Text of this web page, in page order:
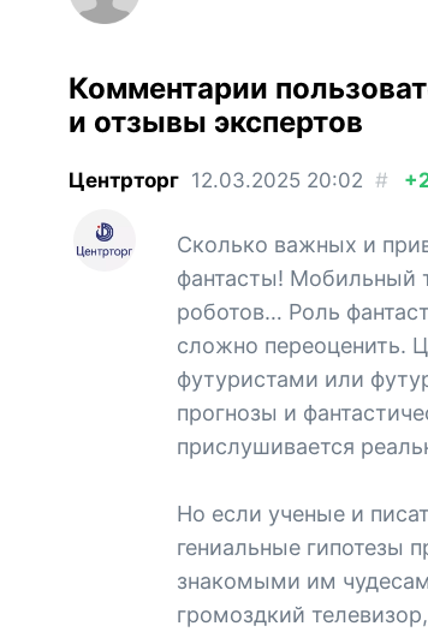
Комментарии
и отзывы экспертов
Центрторг 12.03.2025 20:02 #
Сколько важных и
фантасты! Мобильный
роботов… Роль
сложно переоценить.
футуристами или
прогнозы и
прислушивается
Но если ученые и
гениальные гипотезы
знакомыми им
громоздкий